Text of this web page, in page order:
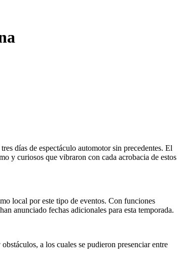
días de espectáculo automotor sin precedentes. El
y curiosos que vibraron con cada acrobacia de estos
local por este tipo de eventos. Con funciones
anunciado fechas adicionales para esta temporada.
a los cuales se pudieron presenciar entre